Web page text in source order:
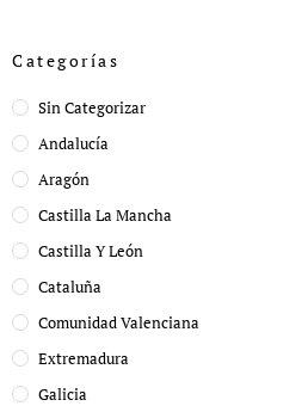
Categorías
Sin Categorizar
Andalucía
Aragón
Castilla La Mancha
Castilla Y León
Cataluña
Comunidad Valenciana
Extremadura
Galicia